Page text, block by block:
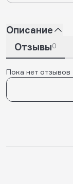
Описание
Отзывы0
Пока нет отзывов